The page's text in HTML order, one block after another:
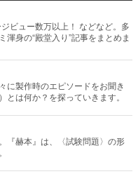
ビュー数万以上！ などなど。多
渾身の“殿堂入り”記事をまとめま
に製作時のエピソードをお聞き
とは何か？を探っていきます。
『赫本』は、〈試験問題〉の形